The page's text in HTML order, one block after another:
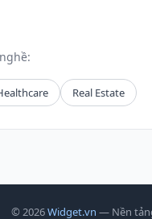
Real Estate
© 2026Widget.vn — Nền